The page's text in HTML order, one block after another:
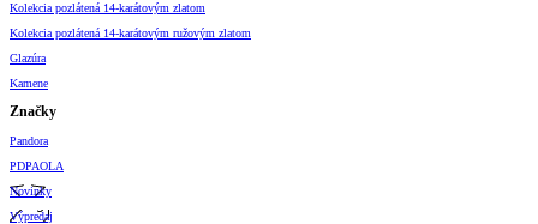
Kolekcia pozlátená 14-karátovým zlatom
Kolekcia pozlátená 14-karátovým ružovým zlatom
Glazúra
Kamene
Značky
Pandora
PDPAOLA
Novinky
Výpredaj